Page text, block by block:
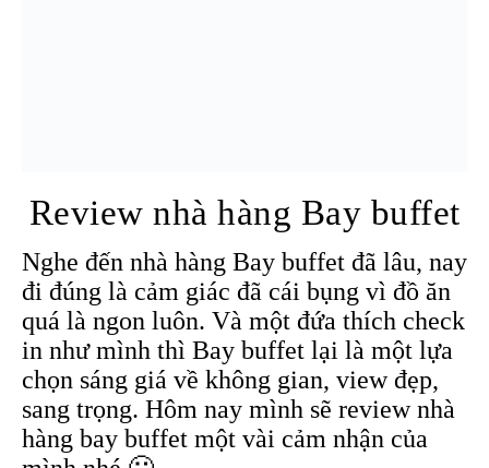
Review nhà hàng Bay buffet
Nghe đến nhà hàng Bay buffet đã lâu, nay
đi đúng là cảm giác đã cái bụng vì đồ ăn
quá là ngon luôn. Và một đứa thích check
in như mình thì Bay buffet lại là một lựa
chọn sáng giá về không gian, view đẹp,
sang trọng. Hôm nay mình sẽ review nhà
hàng bay buffet một vài cảm nhận của